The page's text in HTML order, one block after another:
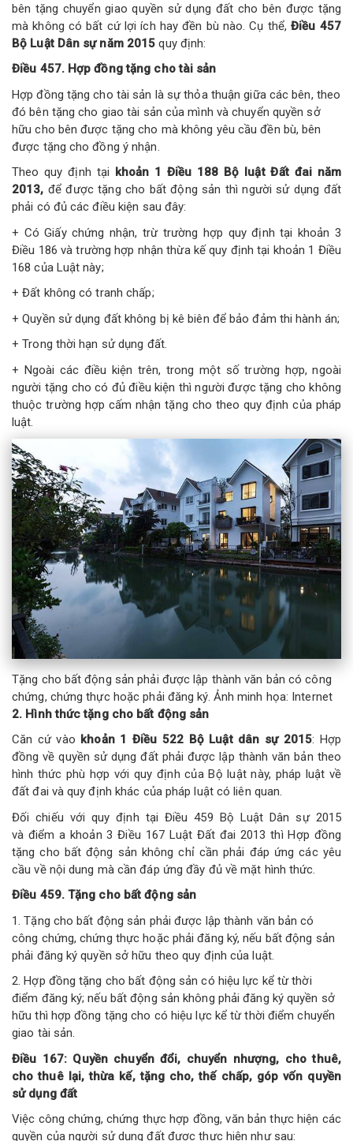
bên tặng chuyển giao quyền sử dụng đất cho bên được tặng
mà không có bất cứ lợi ích hay đền bù nào. Cụ thể,Điều 457
Bộ Luật Dân sự năm 2015 quy định:
Điều 457. Hợp đồng tặng cho tài sản
Hợp đồng tặng cho tài sản là sự thỏa thuận giữa các bên, theo
đó bên tặng cho giao tài sản của mình và chuyển quyền sở
hữu cho bên được tặng cho mà không yêu cầu đền bù, bên
được tặng cho đồng ý nhận.
Theo quy định tại khoản 1 Điều 188 Bộ luật Đất đai năm
2013, để được tặng cho bất động sản thì người sử dụng đất
phải có đủ các điều kiện sau đây:
+ Có Giấy chứng nhận, trừ trường hợp quy định tại khoản 3
Điều 186 và trường hợp nhận thừa kế quy định tại khoản 1 Điều
168 của Luật này;
+ Đất không có tranh chấp;
+ Quyền sử dụng đất không bị kê biên để bảo đảm thi hành án;
+ Trong thời hạn sử dụng đất.
+ Ngoài các điều kiện trên, trong một số trường hợp, ngoài
người tặng cho có đủ điều kiện thì người được tặng cho không
thuộc trường hợp cấm nhận tặng cho theo quy định của pháp
luật.
Tặng cho bất động sản phải được lập thành văn bản có công
chứng, chứng thực hoặc phải đăng ký. Ảnh minh họa: Internet
2. Hình thức tặng cho bất động sản
Căn cứ vào khoản 1 Điều 522 Bộ Luật dân sự 2015: Hợp
đồng về quyền sử dụng đất phải được lập thành văn bản theo
hình thức phù hợp với quy định của Bộ luật này, pháp luật về
đất đai và quy định khác của pháp luật có liên quan.
Đối chiếu với quy định tại Điều 459 Bộ Luật Dân sự 2015
và điểm a khoản 3 Điều 167 Luật Đất đai 2013 thì Hợp đồng
tặng cho bất động sản không chỉ cần phải đáp ứng các yêu
cầu về nội dung mà cần đáp ứng đầy đủ về mặt hình thức.
Điều 459. Tặng cho bất động sản
1. Tặng cho bất động sản phải được lập thành văn bản có
công chứng, chứng thực hoặc phải đăng ký, nếu bất động sản
phải đăng ký quyền sở hữu theo quy định của luật.
2. Hợp đồng tặng cho bất động sản có hiệu lực kể từ thời
điểm đăng ký; nếu bất động sản không phải đăng ký quyền sở
hữu thì hợp đồng tặng cho có hiệu lực kể từ thời điểm chuyển
giao tài sản.
Điều 167: Quyền chuyển đổi, chuyển nhượng, cho thuê,
cho thuê lại, thừa kế, tặng cho, thế chấp, góp vốn quyền
sử dụng đất
Việc công chứng, chứng thực hợp đồng, văn bản thực hiện các
quyền của người sử dụng đất được thực hiện như sau: